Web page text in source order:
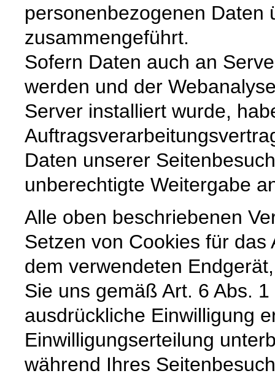
personenbezogenen Daten
zusammengeführt.
Sofern Daten auch an
werden und der
Server installiert wurde,
Daten unserer
unberechtigte Weitergabe
Alle oben beschriebenen
Setzen von Cookies für
dem verwendeten
Sie uns gemäß Art. 6 Abs.
ausdrückliche Einwilligung
Einwilligungserteilung
während Ihres